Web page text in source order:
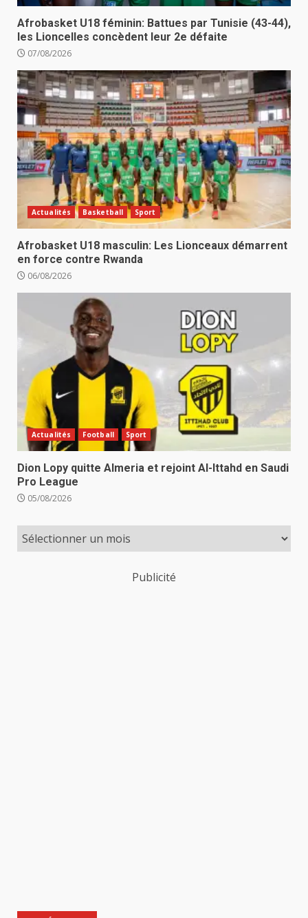
Afrobasket U18 féminin: Battues par Tunisie (43-44),
les Lioncelles concèdent leur 2e défaite
07/08/2026
Actualités Basketball Sport
Afrobasket U18 masculin: Les Lionceaux démarrent
en force contre Rwanda
06/08/2026
Actualités Football Sport
Dion Lopy quitte Almeria et rejoint Al-Ittahd en Saudi
Pro League
05/08/2026
Publicité